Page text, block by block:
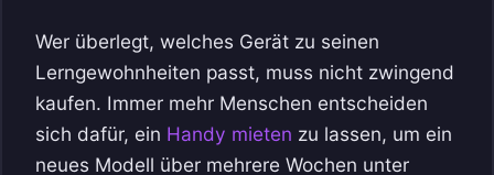
Wer überlegt, welches Gerät zu seinen
Lerngewohnheiten passt, muss nicht zwingend
kaufen. Immer mehr Menschen entscheiden
sich dafür, ein Handy mieten zu lassen, um ein
neues Modell über mehrere Wochen unter